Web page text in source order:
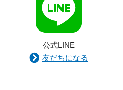
公式LINE
友だちになる